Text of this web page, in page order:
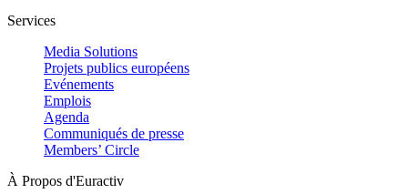
Services
Media Solutions
Projets publics européens
Evénements
Emplois
Agenda
Communiqués de presse
Members’ Circle
À Propos d'Euractiv